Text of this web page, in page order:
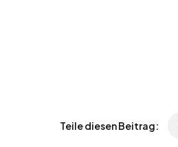
Teile diesen Beitrag: